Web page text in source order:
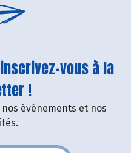
vous à la
!
événements et nos